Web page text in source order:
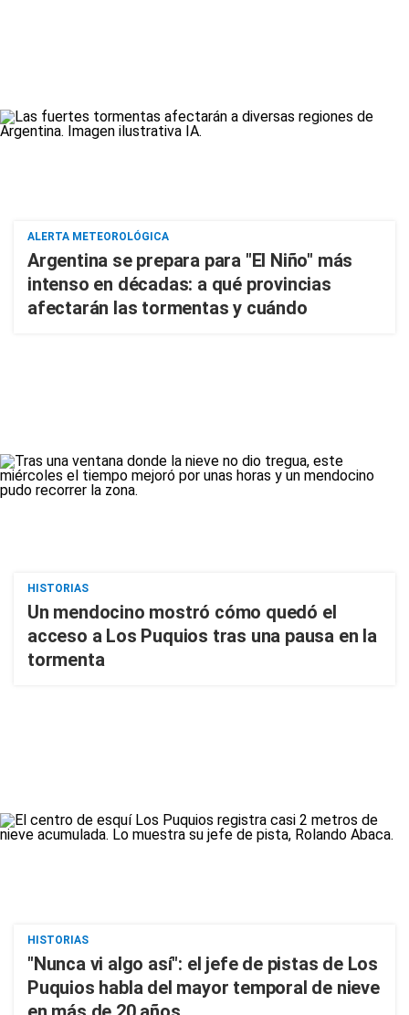
ALERTA METEOROLÓGICA
Argentina se prepara para "El Niño" más
intenso en décadas: a qué provincias
afectarán las tormentas y cuándo
HISTORIAS
Un mendocino mostró cómo quedó el
acceso a Los Puquios tras una pausa en la
tormenta
HISTORIAS
"Nunca vi algo así": el jefe de pistas de Los
Puquios habla del mayor temporal de nieve